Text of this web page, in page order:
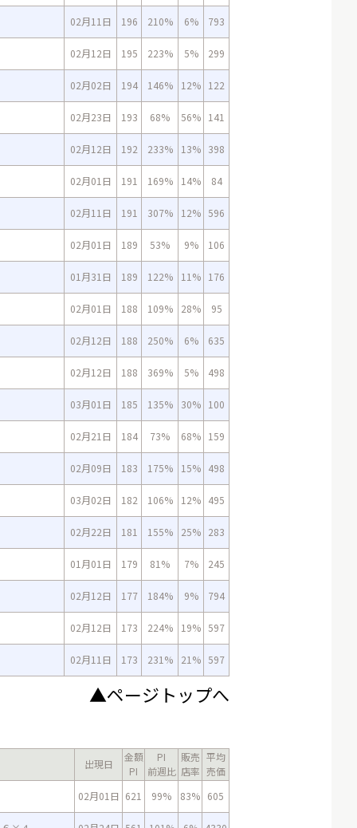
02月11日 196 210% 6% 793
02月12日 195 223% 5% 299
02月02日 194 146% 12% 122
02月23日 193 68% 56% 141
02月12日 192 233% 13% 398
02月01日 191 169% 14% 84
02月11日 191 307% 12% 596
02月01日 189 53% 9% 106
01月31日 189 122% 11% 176
02月01日 188 109% 28% 95
02月12日 188 250% 6% 635
02月12日 188 369% 5% 498
03月01日 185 135% 30% 100
02月21日 184 73% 68% 159
02月09日 183 175% 15% 498
03月02日 182 106% 12% 495
02月22日 181 155% 25% 283
01月01日 179 81% 7% 245
02月12日 177 184% 9% 794
02月12日 173 224% 19% 597
02月11日 173 231% 21% 597
▲ページトップへ
出現日
金額
PI
PI
前週比
販売
店率
平均
売価
02月01日 621 99% 83% 605